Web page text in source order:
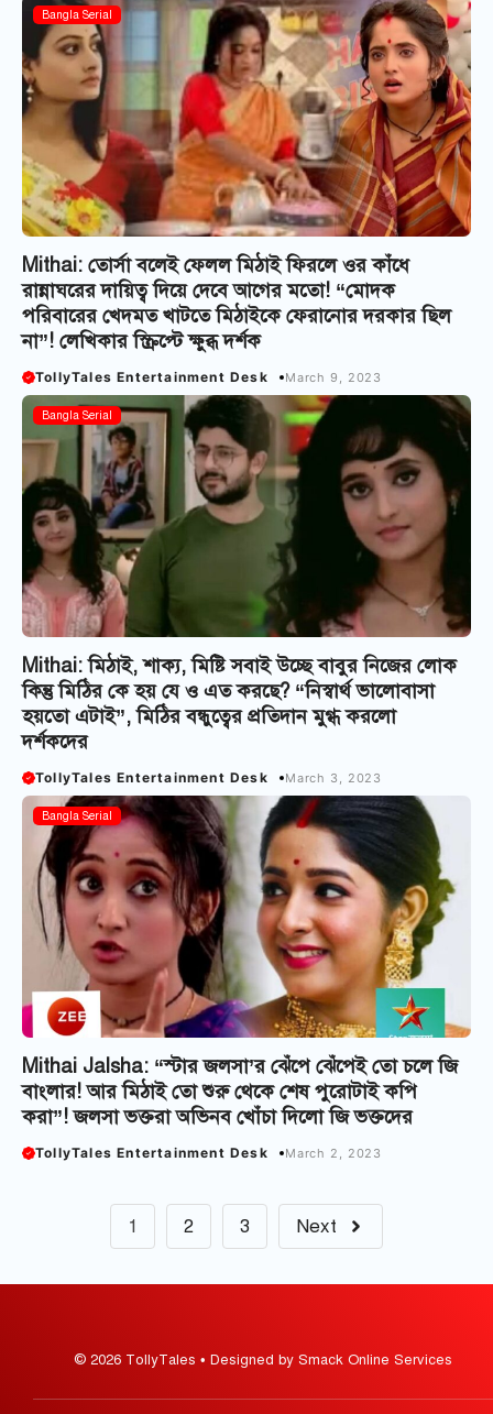
Bangla Serial
Mithai: তোর্সা বলেই ফেলল মিঠাই ফিরলে ওর কাঁধে
রান্নাঘরের দায়িত্ব দিয়ে দেবে আগের মতো! “মোদক
পরিবারের খেদমত খাটতে মিঠাইকে ফেরানোর দরকার ছিল
না”! লেখিকার স্ক্রিপ্টে ক্ষুব্ধ দর্শক
TollyTales Entertainment Desk March 9, 2023
Bangla Serial
Mithai: মিঠাই, শাক্য, মিষ্টি সবাই উচ্ছে বাবুর নিজের লোক
কিন্তু মিঠির কে হয় যে ও এত করছে? “নিস্বার্থ ভালোবাসা
হয়তো এটাই”, মিঠির বন্ধুত্বের প্রতিদান মুগ্ধ করলো
দর্শকদের
TollyTales Entertainment Desk March 3, 2023
Bangla Serial
Mithai Jalsha: “স্টার জলসা’র‌ ঝেঁপে ঝেঁপেই তো চলে জি
বাংলার! আর মিঠাই তো শুরু থেকে শেষ পুরোটাই কপি
করা”! জলসা ভক্তরা অভিনব খোঁচা দিলো জি ভক্তদের
TollyTales Entertainment Desk March 2, 2023
1 2 3 Next
© 2026 TollyTales • Designed by Smack Online Services